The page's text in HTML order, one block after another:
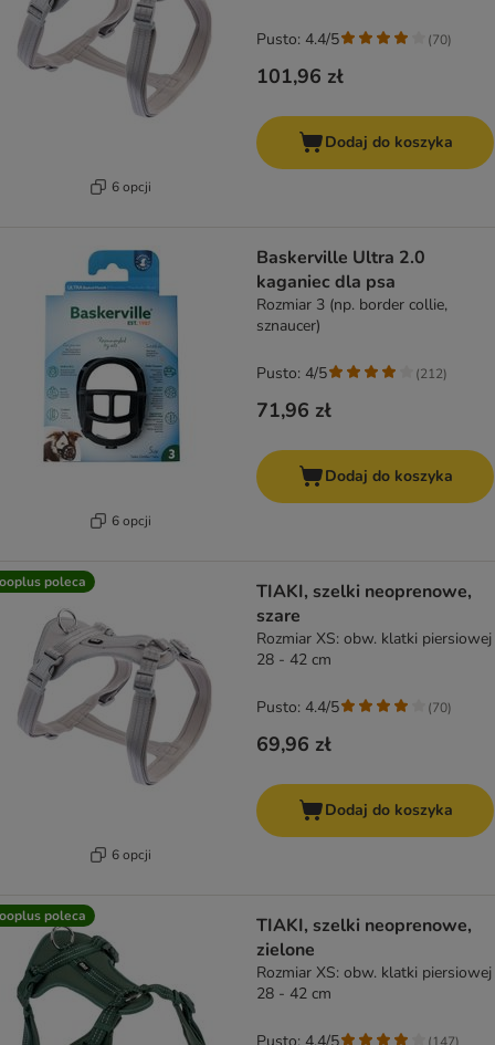
6 opcji
101,96 zł
Pusto: 4.4/5 (70)
Dodaj do koszyka
6 opcji
Baskerville Ultra 2.0
kaganiec dla psa
Rozmiar 3 (np. border collie,
sznaucer)
71,96 zł
Pusto: 4/5 (212)
Dodaj do koszyka
poleca
6 opcji
TIAKI, szelki neoprenowe,
szare
Rozmiar XS: obw. klatki piersiowej
28 - 42 cm
69,96 zł
Pusto: 4.4/5 (70)
Dodaj do koszyka
poleca
TIAKI, szelki neoprenowe,
zielone
Rozmiar XS: obw. klatki piersiowej
28 - 42 cm
(147)